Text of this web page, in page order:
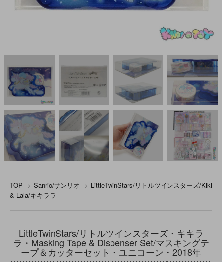
TOP > Sanrio/サンリオ > LittleTwinStars/リトルツインスターズ/Kiki
& Lala/キキララ
LittleTwinStars/リトルツインスターズ・キキラ
ラ・Masking Tape & Dispenser Set/マスキングテ
ープ＆カッターセット・ユニコーン・2018年